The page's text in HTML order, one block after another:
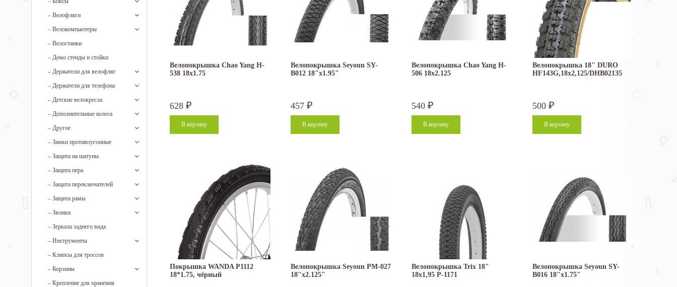
– Велофляги
– Велокомпьютеры
– Велостанки
– Демо стенды и стойки
– Держатели для велофляг
– Держатели для телефона
– Детские велокресла
– Дополнительные колеса
– Другое
– Замки противоугонные
– Защита на шатуны
– Защита пера
– Защита переключателей
– Защита рамы
– Звонки
– Зеркала заднего вида
– Инструменты
– Клипсы для троссов
– Корзины
– Крепление для хранения
Велопокрышка Chao Yang H-
538 18x1.75
628 ₽
Велопокрышка Seyoun SY-
B012 18"x1.95"
457 ₽
Велопокрышка Chao Yang H-
506 18x2.125
540 ₽
Велопокрышка 18" DURO
HF143G,18x2,125/DHB02135
500 ₽
Покрышка WANDA P1112
18*1.75, чёрный
Велопокрышка Seyoun PM-027
18"x2.125"
Велопокрышка Trix 18"
18х1,95 P-1171
Велопокрышка Seyoun SY-
B016 18"x1.75"